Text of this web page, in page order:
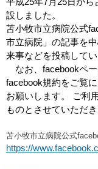
設しました。
苫小牧市立病院公式
市立病院」の記事を
来事などを投稿してい
なお、facebookペ
facebook規約をご覧
お願いします。 ご利
ものとさせていただき
苫小牧市立病院公式
https://